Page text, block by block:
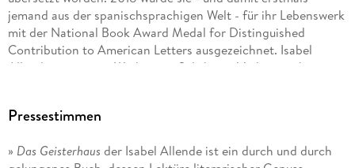
jemand aus der spanischsprachigen Welt - für ihr Lebenswerk
mit der National Book Award Medal for Distinguished
Contribution to American Letters ausgezeichnet. Isabel
Allendes gesamtes Werk ist im Suhrkamp Verlag erschienen.
Pressestimmen
» Das Geisterhaus der Isabel Allende ist ein durch und durch